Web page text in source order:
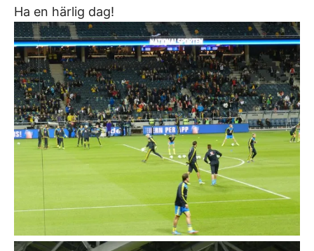
Ha en härlig dag!